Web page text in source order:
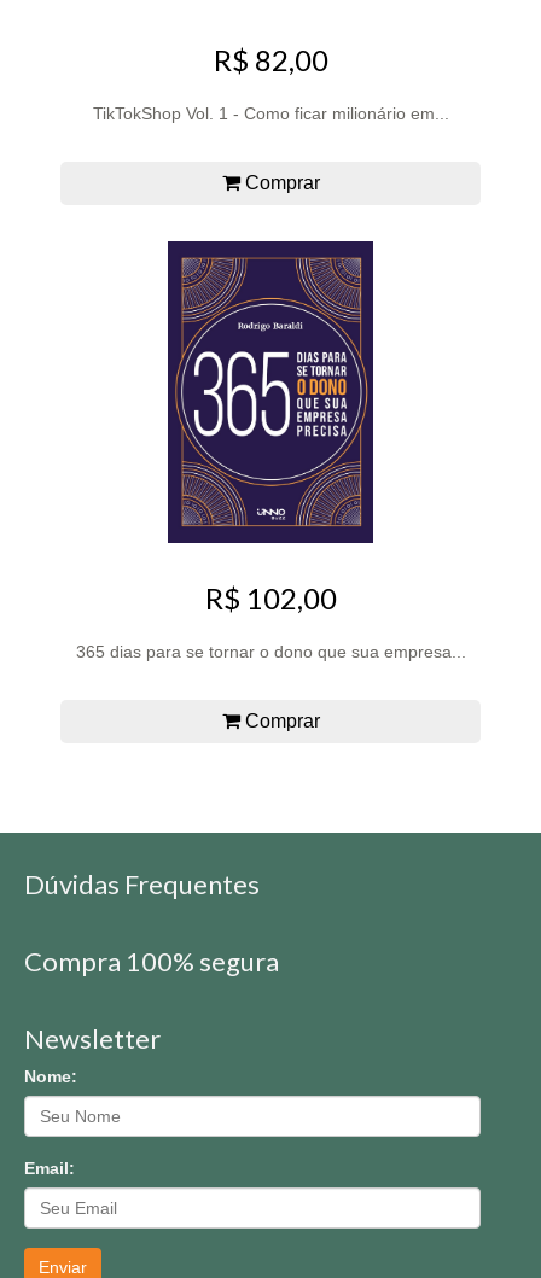
R$ 82,00
TikTokShop Vol. 1 - Como ficar milionário em...
Comprar
R$ 102,00
365 dias para se tornar o dono que sua empresa...
Comprar
Dúvidas Frequentes
Compra 100% segura
Newsletter
Nome:
Email:
Enviar